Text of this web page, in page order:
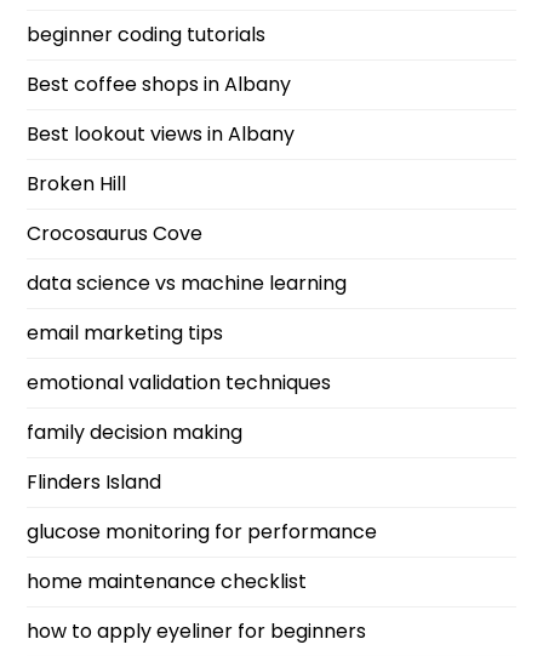
beginner coding tutorials
Best coffee shops in Albany
Best lookout views in Albany
Broken Hill
Crocosaurus Cove
data science vs machine learning
email marketing tips
emotional validation techniques
family decision making
Flinders Island
glucose monitoring for performance
home maintenance checklist
how to apply eyeliner for beginners